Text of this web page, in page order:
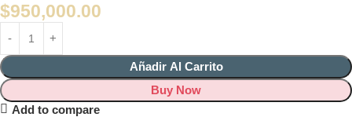
$950,000.00
Añadir Al Carrito
Buy Now
Add to compare